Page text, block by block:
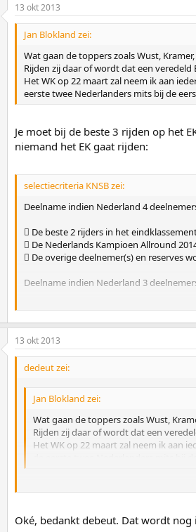
13 okt 2013
Jan Blokland zei:
Wat gaan de toppers zoals Wust,
Rijden zij daar of wordt dat een veredeld
Het WK op 22 maart zal neem ik aan
eerste twee Nederlanders mits bij de
Je moet bij de beste 3 rijden op het
niemand het EK gaat rijden:
selectiecriteria KNSB zei:
Deelname indien Nederland 4
 De beste 2 rijders in het
 De Nederlands Kampioen Allround
 De overige deelnemer(s) en reserves
Deelname indien Nederland 3
 De Nederlands Kampioen Allround
13 okt 2013
dedeut zei:
Jan Blokland zei:
Wat gaan de toppers zoals Wust,
Rijden zij daar of wordt dat een
Het WK op 22 maart zal neem ik aan
de eerste twee Nederlanders mits bij
Je moet bij de beste 3 rijden op het EK
Oké, bedankt debeut. Dat wordt nog